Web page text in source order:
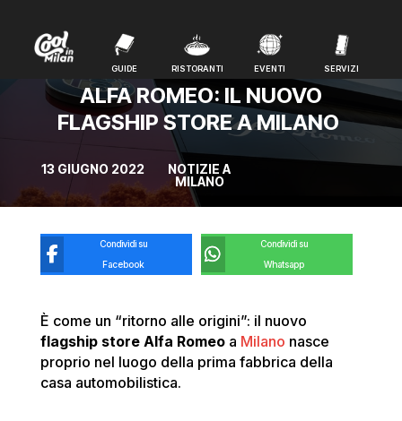
GUIDE RISTORANTI EVENTI SERVIZI
GUIDE RISTORANTI EVENTI SERVIZI
ALFA ROMEO: IL NUOVO
FLAGSHIP STORE A MILANO
13 GIUGNO 2022
NOTIZIE A
MILANO
Condividi su
Facebook
Condividi su
Whatsapp
È come un “ritorno alle origini”: il nuovo
flagship store Alfa Romeoa Milano nasce
proprio nel luogo della prima fabbrica della
casa automobilistica.